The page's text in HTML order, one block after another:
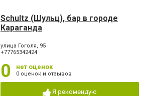
Schultz (Шульц), бар в городе
Караганда
улица Гоголя, 95
+77765342424
0 нет оценок
0 оценок и отзывов
Я рекомендую